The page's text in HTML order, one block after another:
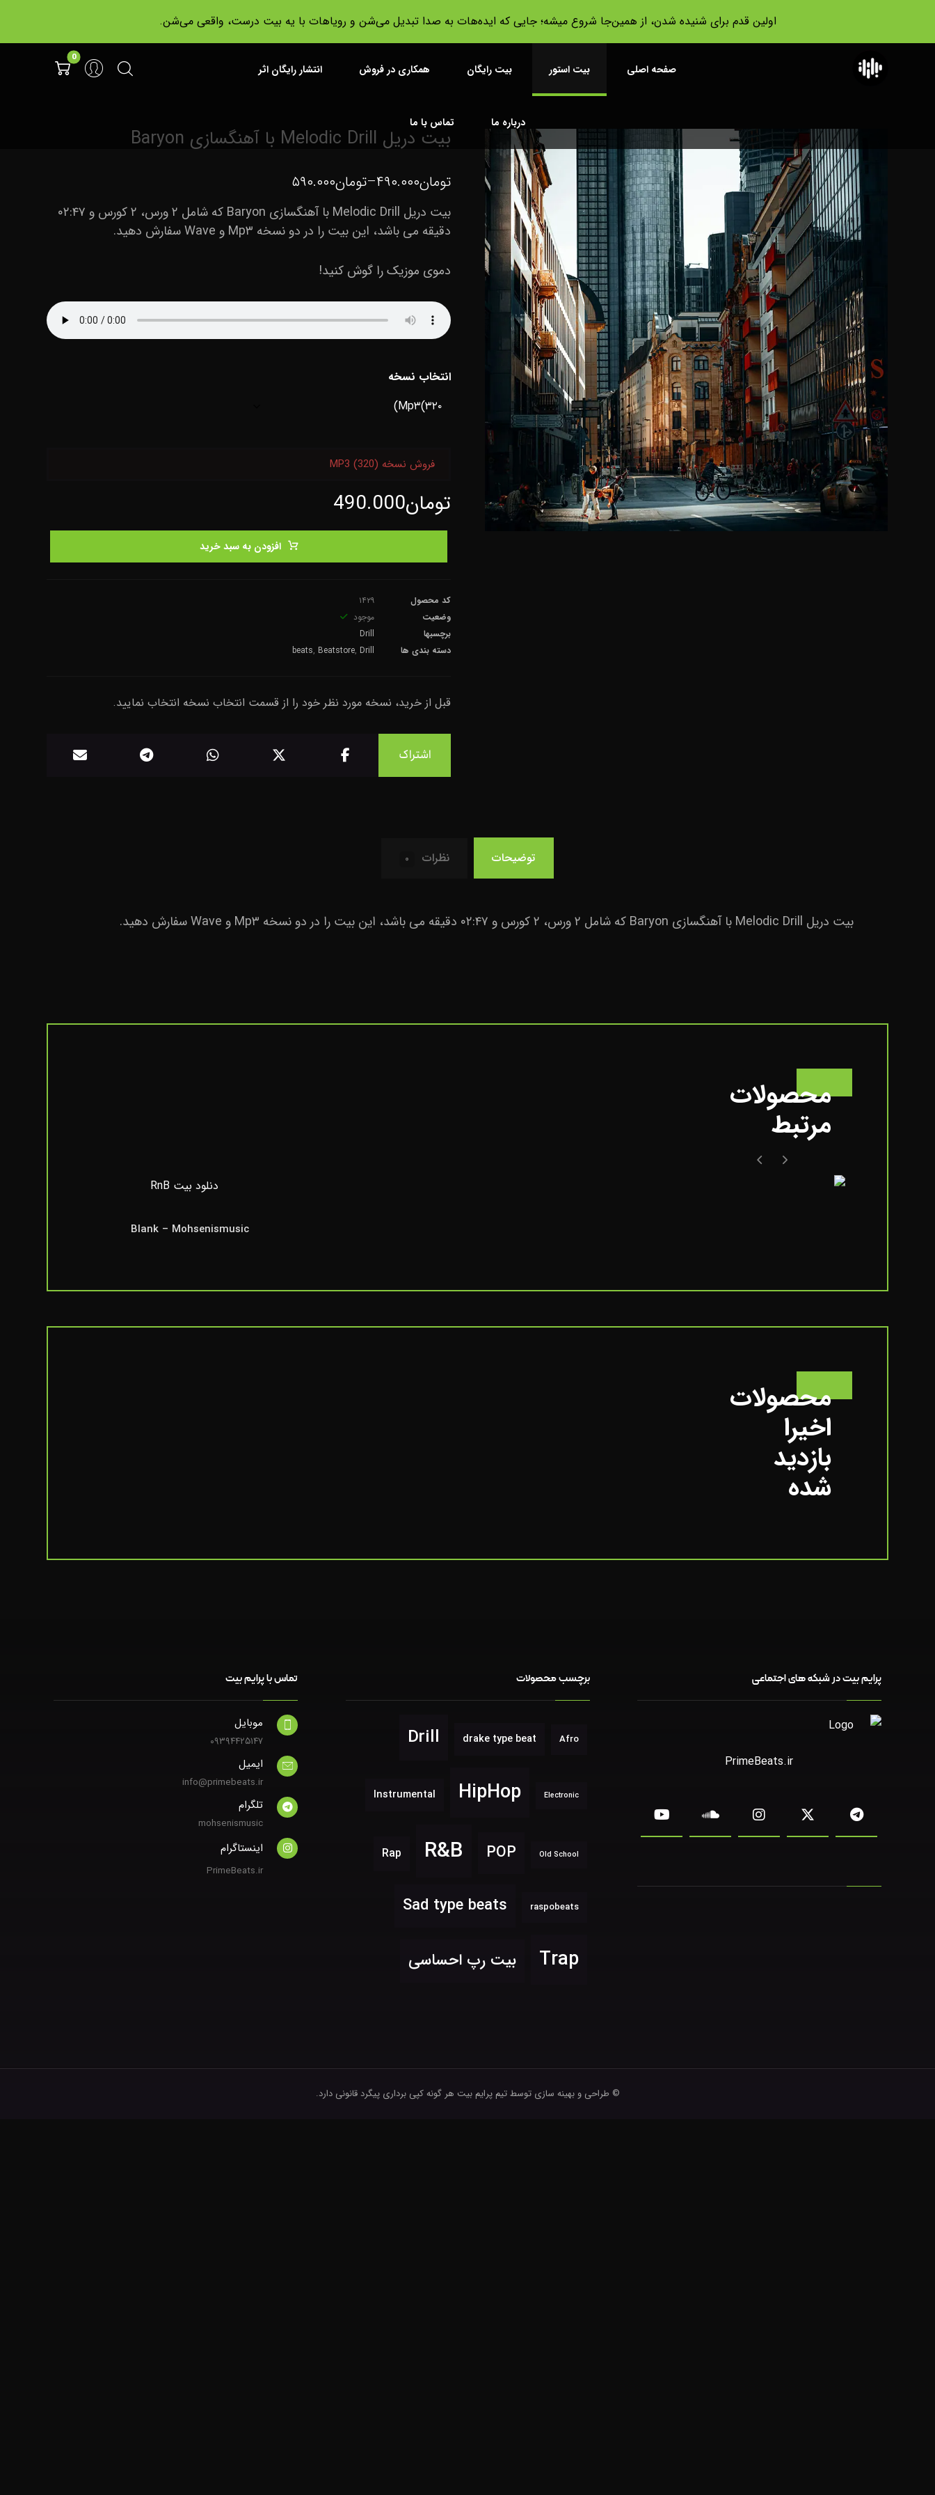
اولین قدم برای شنیده شدن، از همین‌جا شروع میشه؛ جایی که ایده‌هات به صدا تبدیل می‌شن و رویا‌هات با یه بیت درست، واقعی می‌شن.
صفحه اصلی بیت استور بیت رایگان همکاری در فروش انتشار رایگان اثر
درباره ما تماس با ما
بیت دریل Melodic Drill با آهنگسازی Baryon
تومان۴۹۰.۰۰۰–تومان۵۹۰.۰۰۰
بیت دریل Melodic Drill با آهنگسازی Baryon که شامل ۲ ورس، ۲ کورس و ۰۲:۴۷
دقیقه می باشد، این بیت را در دو نسخه Mp۳ و Wave سفارش دهید.
دموی موزیک را گوش کنید!
انتخاب نسخه
فروش نسخه MP3 (320)
تومان490.000
افزودن به سبد خرید
کد محصول
۱۴۲۹
وضعیت
موجود
برچسبها
Drill
دسته بندی ها
beats, Beatstore, Drill
قبل از خرید، نسخه مورد نظر خود را از قسمت انتخاب نسخه انتخاب نمایید.
توضیحات نظرات ۰
بیت دریل Melodic Drill با آهنگسازی Baryon که شامل ۲ ورس، ۲ کورس و ۰۲:۴۷ دقیقه می باشد، این بیت را در دو نسخه Mp۳ و Wave سفارش دهید.
محصولات
مرتبط
Blank – Mohsenismusic
محصولات
اخیرا
بازدید
شده
پرایم بیت در شبکه های اجتماعی
PrimeBeats.ir
برچسب محصولات
Afro
drake type beat
Drill
Electronic
HipHop
Instrumental
Old School
POP
R&B
Rap
raspobeats
Sad type beats
Trap بیت رپ احساسی
تماس با پرایم بیت
موبایل
۰۹۳۹۴۴۲۵۱۴۷
ایمیل
info@primebeats.ir
تلگرام
mohsenismusic
اینستاگرام
PrimeBeats.ir
© طراحی و بهینه سازی توسط تیم پرایم بیت هر گونه کپی برداری پیگرد قانونی دارد.